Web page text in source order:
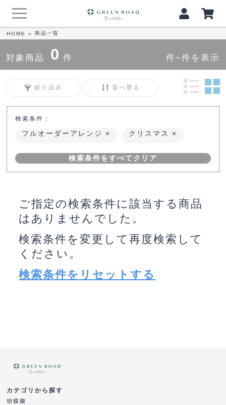
HOME > 商品一覧
対象商品 0 件 件~件を表示
絞り込み 並べ替え
検索条件：
フルオーダーアレンジ クリスマス
検索条件をすべてクリア
ご指定の検索条件に該当する商品
はありませんでした。
検索条件を変更して再度検索して
ください。
検索条件をリセットする
カテゴリから探す
胡蝶蘭